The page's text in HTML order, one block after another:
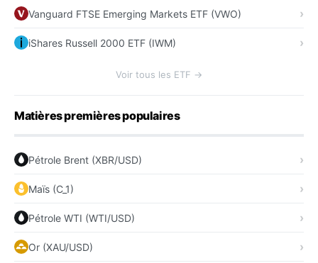
Vanguard FTSE Emerging Markets ETF (VWO)
iShares Russell 2000 ETF (IWM)
Voir tous les ETF →
Matières premières populaires
Pétrole Brent (XBR/USD)
Maïs (C_1)
Pétrole WTI (WTI/USD)
Or (XAU/USD)